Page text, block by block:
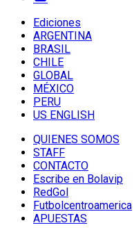
Ediciones
ARGENTINA
BRASIL
CHILE
GLOBAL
MÉXICO
PERU
US ENGLISH
QUIENES SOMOS
STAFF
CONTACTO
Escribe en Bolavip
RedGol
Futbolcentroamerica
APUESTAS